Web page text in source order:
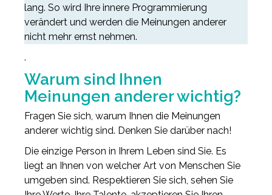
lang. So wird Ihre innere Programmierung
verändert und werden die Meinungen anderer
nicht mehr ernst nehmen.
.
Warum sind Ihnen
Meinungen anderer wichtig?
Fragen Sie sich, warum Ihnen die Meinungen
anderer wichtig sind. Denken Sie darüber nach!
Die einzige Person in Ihrem Leben sind Sie. Es
liegt an Ihnen von welcher Art von Menschen Sie
umgeben sind. Respektieren Sie sich, sehen Sie